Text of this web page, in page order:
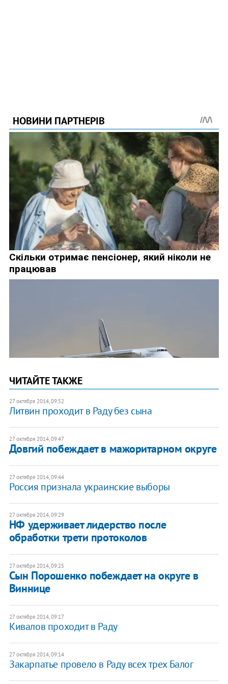
ЧИТАЙТЕ ТАКЖЕ
27 октября 2014, 09:52
Литвин проходит в Раду без сына
27 октября 2014, 09:47
Довгий побеждает в мажоритарном округе
27 октября 2014, 09:44
Россия признала украинские выборы
27 октября 2014, 09:29
НФ удерживает лидерство после
обработки трети протоколов
27 октября 2014, 09:25
Сын Порошенко побеждает на округе в
Виннице
27 октября 2014, 09:17
Кивалов проходит в Раду
27 октября 2014, 09:14
Закарпатье провело в Раду всех трех Балог